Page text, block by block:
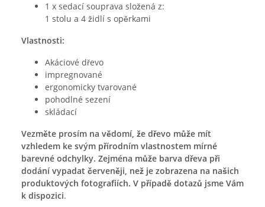
1 x sedací souprava složená z:
1 stolu a 4 židlí s opěrkami
Vlastnosti:
Akáciové dřevo
impregnované
ergonomicky tvarované
pohodlné sezení
skládací
Vezměte prosím na vědomí, že dřevo může mít
vzhledem ke svým přírodním vlastnostem mírné
barevné odchylky. Zejména může barva dřeva při
dodání vypadat červeněji, než je zobrazena na našich
produktových fotografiích. V případě dotazů jsme Vám
k dispozici.